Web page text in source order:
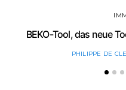
BEKO-Tool, das neue
PHILIPPE DE